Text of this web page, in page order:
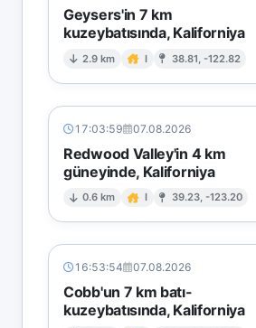
Geysers'in 7 km
kuzeybatısında, Kaliforniya
2.9 km I 38.81, -122.82
17:03:59 07.08.2026
Redwood Valley'in 4 km
güneyinde, Kaliforniya
0.6 km I 39.23, -123.20
16:53:54 07.08.2026
Cobb'un 7 km batı-
kuzeybatısında, Kaliforniya